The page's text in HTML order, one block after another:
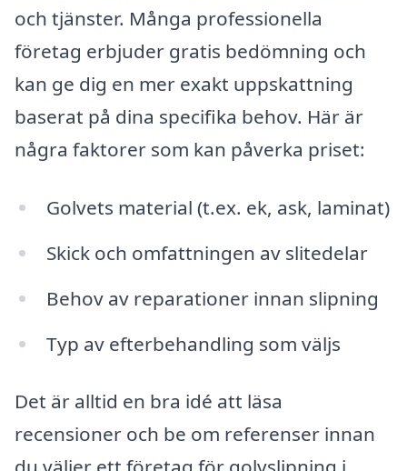
och tjänster. Många professionella
företag erbjuder gratis bedömning och
kan ge dig en mer exakt uppskattning
baserat på dina specifika behov. Här är
några faktorer som kan påverka priset:
Golvets material (t.ex. ek, ask, laminat)
Skick och omfattningen av slitedelar
Behov av reparationer innan slipning
Typ av efterbehandling som väljs
Det är alltid en bra idé att läsa
recensioner och be om referenser innan